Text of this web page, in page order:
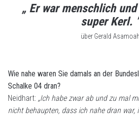
„ Er war menschlich
super Kerl.
über Gerald Asamoah
Wie nahe waren Sie damals an der
Schalke 04 dran?
Neidhart: „Ich habe zwar ab und zu mal
nicht behaupten, dass ich nahe dran war,